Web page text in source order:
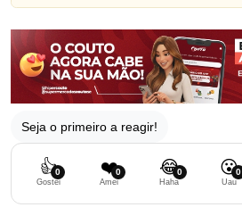
Seja o primeiro a reagir!
👍0
Gostei
❤️0
Amei
😂0
Haha
😮0
Uau